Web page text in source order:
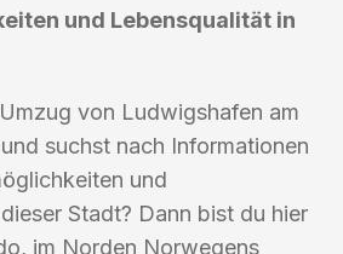
und Lebensqualität in
von Ludwigshafen am
suchst nach Informationen
und
Stadt? Dann bist du hier
im Norden Norwegens